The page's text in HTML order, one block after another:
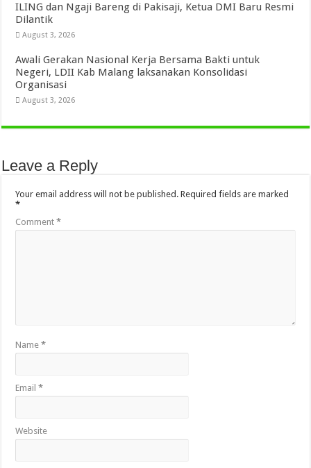
ILING dan Ngaji Bareng di Pakisaji, Ketua DMI Baru Resmi
Dilantik
August 3, 2026
Awali Gerakan Nasional Kerja Bersama Bakti untuk
Negeri, LDII Kab Malang laksanakan Konsolidasi
Organisasi
August 3, 2026
Leave a Reply
Your email address will not be published. Required fields are marked
*
Comment*
Name*
Email*
Website